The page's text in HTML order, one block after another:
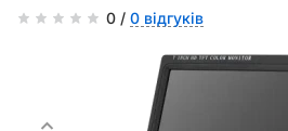
0 / 0 відгуків